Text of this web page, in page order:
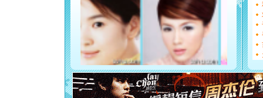
[圣诞节]
如意,快
[元旦]
看
断电。
你是我
[元旦]
如
起；二
离。水晶
[元旦]当
泣，这痛